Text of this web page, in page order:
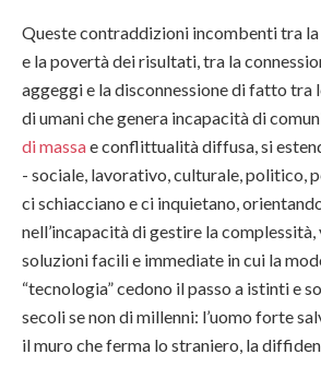
Queste contraddizioni incombenti tra
e la povertà dei risultati, tra la
aggeggi e la disconnessione di fatto tra
di umani che genera incapacità di
di massae conflittualità diffusa, si
- sociale, lavorativo, culturale, politico,
ci schiacciano e ci inquietano,
nell’incapacità di gestire la
soluzioni facili e immediate in cui la
“tecnologia” cedono il passo a istinti e
secoli se non di millenni: l’uomo forte
il muro che ferma lo straniero, la